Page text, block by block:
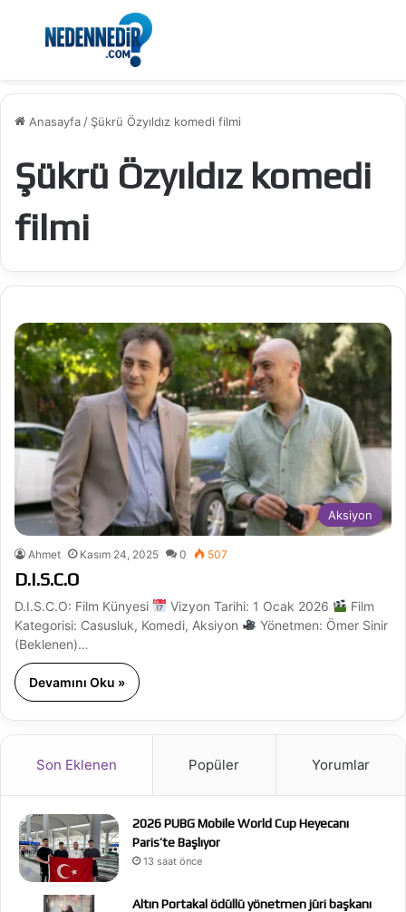
Menü
Anasayfa / Şükrü Özyıldız komedi filmi
Şükrü Özyıldız komedi
filmi
Aksiyon
Ahmet Kasım 24, 2025 0 507
D.I.S.C.O
D.I.S.C.O: Film Künyesi Vizyon Tarihi: 1 Ocak 2026
Film
Kategorisi: Casusluk, Komedi, Aksiyon
Yönetmen: Ömer Sinir
(Beklenen)…
Devamını Oku »
Son Eklenen Popüler Yorumlar
2026 PUBG Mobile World Cup Heyecanı
Paris’te Başlıyor
13 saat önce
Altın Portakal ödüllü yönetmen jüri başkanı